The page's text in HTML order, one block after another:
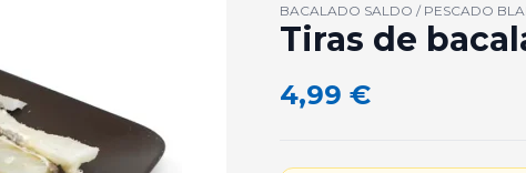
BACALADO SALDO / PESCADO
Tiras de
4,99 €